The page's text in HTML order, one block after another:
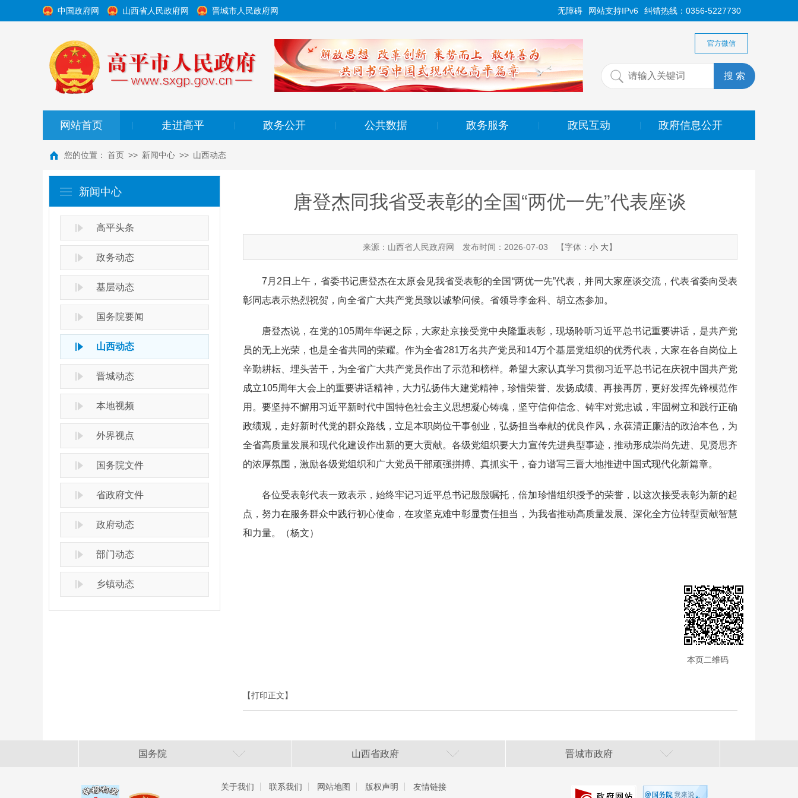
中国政府网 山西省人民政府网 晋城市人民政府网 纠错热线：0356-5227730
网站支持IPv6
无障碍
官方微信
网站首页 走进高平 政务公开 公共数据 政务服务 政民互动 政府信息公开
您的位置： 首页 >> 新闻中心 >> 山西动态
新闻中心
高平头条
政务动态
基层动态
国务院要闻
山西动态
晋城动态
本地视频
外界视点
国务院文件
省政府文件
政府动态
部门动态
乡镇动态
唐登杰同我省受表彰的全国“两优一先”代表座谈
来源：山西省人民政府网 发布时间：2026-07-03 【字体：小 大】
7月2日上午，省委书记唐登杰在太原会见我省受表彰的全国“两优一先”代表，并同大家座谈交流，代表省委向受表
彰同志表示热烈祝贺，向全省广大共产党员致以诚挚问候。省领导李金科、胡立杰参加。
唐登杰说，在党的105周年华诞之际，大家赴京接受党中央隆重表彰，现场聆听习近平总书记重要讲话，是共产党
员的无上光荣，也是全省共同的荣耀。作为全省281万名共产党员和14万个基层党组织的优秀代表，大家在各自岗位上
辛勤耕耘、埋头苦干，为全省广大共产党员作出了示范和榜样。希望大家认真学习贯彻习近平总书记在庆祝中国共产党
成立105周年大会上的重要讲话精神，大力弘扬伟大建党精神，珍惜荣誉、发扬成绩、再接再厉，更好发挥先锋模范作
用。要坚持不懈用习近平新时代中国特色社会主义思想凝心铸魂，坚守信仰信念、铸牢对党忠诚，牢固树立和践行正确
政绩观，走好新时代党的群众路线，立足本职岗位干事创业，弘扬担当奉献的优良作风，永葆清正廉洁的政治本色，为
全省高质量发展和现代化建设作出新的更大贡献。各级党组织要大力宣传先进典型事迹，推动形成崇尚先进、见贤思齐
的浓厚氛围，激励各级党组织和广大党员干部顽强拼搏、真抓实干，奋力谱写三晋大地推进中国式现代化新篇章。
各位受表彰代表一致表示，始终牢记习近平总书记殷殷嘱托，倍加珍惜组织授予的荣誉，以这次接受表彰为新的起
点，努力在服务群众中践行初心使命，在攻坚克难中彰显责任担当，为我省推动高质量发展、深化全方位转型贡献智慧
和力量。（杨文）
本页二维码
【打印正文】
国务院 山西省政府 晋城市政府
关于我们 联系我们 网站地图 版权声明
友情链接